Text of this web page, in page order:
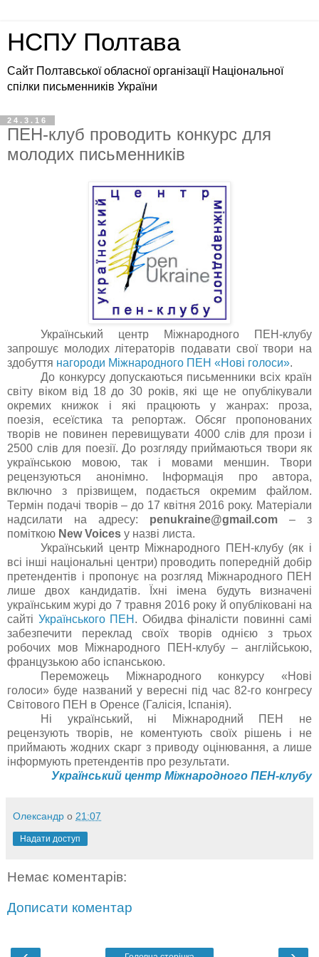
НСПУ Полтава
Сайт Полтавської обласної організації Національної
спілки письменників України
24.3.16
ПЕН-клуб проводить конкурс для
молодих письменників
Український центр Міжнародного ПЕН-клубу
запрошує молодих літераторів подавати свої твори на
здобуття нагороди Міжнародного ПЕН «Нові голоси».
До конкурсу допускаються письменники всіх країн
світу віком від 18 до 30 років, які ще не опублікували
окремих книжок і які працюють у жанрах: проза,
поезія, есеїстика та репортаж. Обсяг пропонованих
творів не повинен перевищувати 4000 слів для прози і
2500 слів для поезії. До розгляду приймаються твори як
українською мовою, так і мовами меншин. Твори
рецензуються анонімно.
Інформація про автора,
включно з прізвищем, подається окремим файлом.
Термін подачі творів – до 17 квітня 2016 року. Матеріали
надсилати на адресу: penukraine@gmail.com – з
поміткою New Voices у назві листа.
Український центр Міжнародного ПЕН-клубу (як і
всі інші національні центри) проводить попередній добір
претендентів і пропонує на розгляд Міжнародного ПЕН
лише двох кандидатів. Їхні імена будуть визначені
українським журі до 7 травня 2016 року й опубліковані на
сайті Українського ПЕН . Обидва фіналісти повинні самі
забезпечити переклад своїх творів однією з трьох
робочих мов Міжнародного ПЕН-клубу – англійською,
французькою або іспанською.
Переможець Міжнародного конкурсу «Нові
голоси» буде названий у вересні під час 82-го конгресу
Світового ПЕН в Оренсе (Галісія, Іспанія).
Ні український, ні Міжнародний ПЕН не
рецензують творів, не коментують своїх рішень і не
приймають жодних скарг з приводу оцінювання, а лише
інформують претендентів про результати.
Український центр Міжнародного ПЕН-клубу
Олександр о 21:07
Надати доступ
Немає коментарів:
Дописати коментар